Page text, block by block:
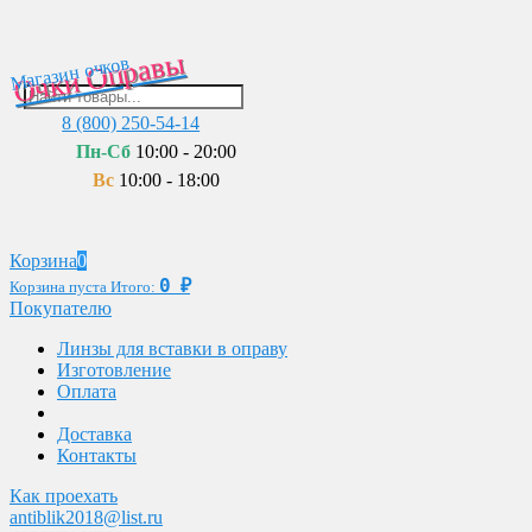
Очки Оправы
Магазин очков
8 (800) 250-54-14
Пн-Сб 10:00 - 20:00
Вс 10:00 - 18:00
Корзина0
Корзина пуста Итого: 0 ₽
Покупателю
Линзы для вставки в оправу
Изготовление
Оплата
Доставка
Контакты
Как проехать
antiblik2018@list.ru